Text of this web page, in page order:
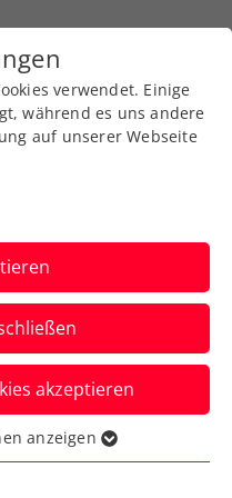
verwendet. Einige
während es uns andere
auf unserer Webseite
akzeptieren
anzeigen